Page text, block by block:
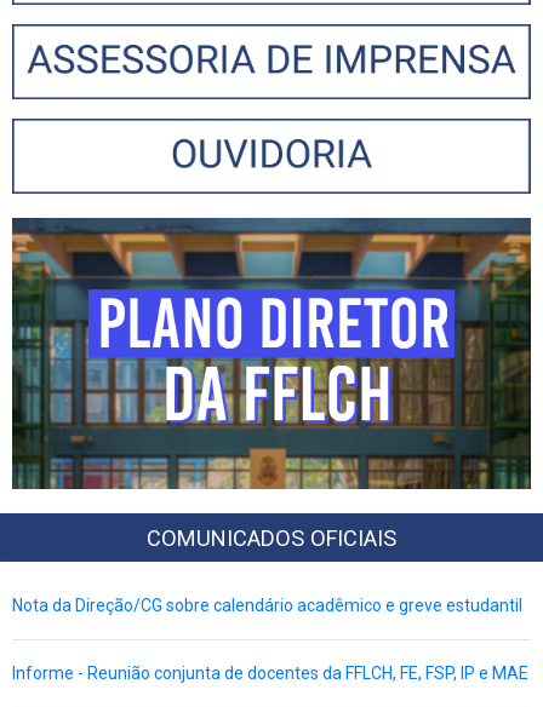
COMUNICADOS OFICIAIS
Nota da Direção/CG sobre calendário acadêmico e greve estudantil
Informe - Reunião conjunta de docentes da FFLCH, FE, FSP, IP e MAE